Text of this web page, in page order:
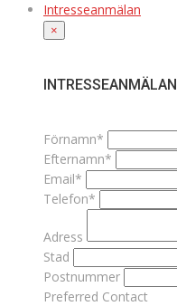
Intresseanmälan
×
INTRESSEANMÄLAN
Förnamn*
Efternamn*
Email*
Telefon*
Adress
Stad
Postnummer
Preferred Contact